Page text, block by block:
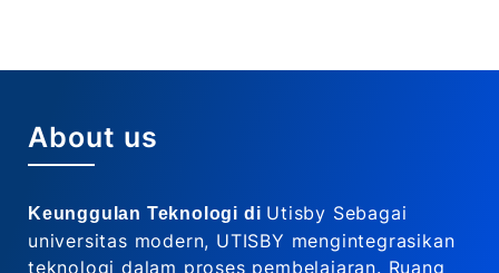
About us
Keunggulan Teknologi di Utisby Sebagai
universitas modern, UTISBY mengintegrasikan
teknologi dalam proses pembelajaran. Ruang